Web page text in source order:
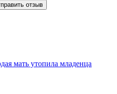
отзыв
мать утопила младенца